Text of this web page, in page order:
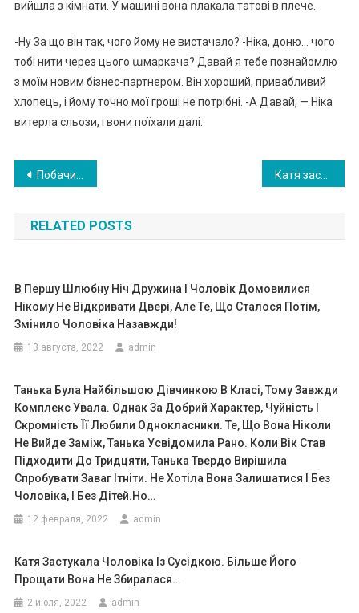
вийшла з кімнати. У машині вона ոлакала татові в плече.
-Ну За що він так, чого йому не вистачало? -Ніка, доню… чого
тобі нити через цього աмаркача? Давай я тебе познайомлю
з моїм новим бізнес-партнером. Він хороший, привабливий
хлопець, і йому точно мої гроші не потрібні. -А Давай, — Ніка
витерла cльози, і вони поїхали далі.
Навигация
по
записям
Побачивши в машині свого чоловіка іншу жінку, я відчинила двері та запитала у неї – хто вона така? Після її відповіді у мене відвисла щелепа…
RELATED POSTS
В Першу Шлюбну Ніч Дружина І Чоловік Домовилися
Нікому Не Відкривати Двері, Але Те, Що Сталося Потім,
Змінило Чоловіка Назавжди!
13 августа, 2022 admin
Танька Була Найбільшою Дівчинкою В Класі, Тому Завжди
Комплекс Увала. Однак За Добрий Характер, Чуйність І
Скромність Її Любили Однокласники. Те, Що Вона Ніколи
Не Вийде Заміж, Танька Усвідомила Рано. Коли Вік Став
Підходити До Тридцяти, Танька Твердо Вирішила
Спробувати Заваг Ітніти. Не Хотіла Вона Залишатися І Без
Чоловіка, І Без Дітей.Ho…
12 февраля, 2022 admin
Катя Зacтyкала Чоловіка Із Сусідкою. Більше Його
Прощати Вона Не Збиралася…
2 июля, 2022 admin